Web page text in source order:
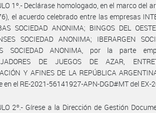
1º.- Declárase homologado, en el marco del
el acuerdo celebrado entre las empresas
SOCIEDAD ANONIMA; BINGOS DEL
SOCIEDAD ANONIMA; IBERARGEN
SOCIEDAD ANONIMA, por la parte
DE JUEGOS DE AZAR,
Y AFINES DE LA REPÚBLICA
en el RE-2021-56141927-APN-DGD#MT del EX-
2º.- Gírese a la Dirección de Gestión